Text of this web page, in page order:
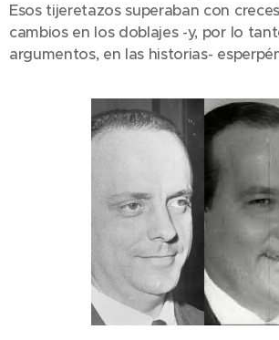
Esos tijeretazos superaban con
cambios en los doblajes -y, por lo
argumentos, en las historias-